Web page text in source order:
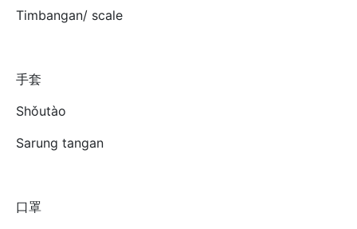
Timbangan/ scale
手套
Shǒutào
Sarung tangan
口罩